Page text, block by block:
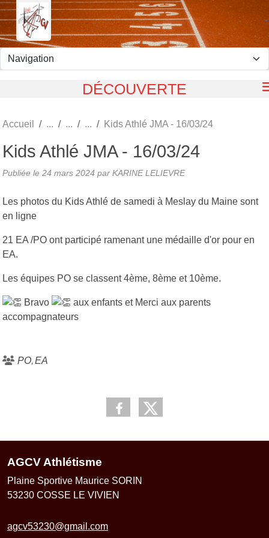
DÉCOUVERTE
Accueil Kids Athlé JMA - 16/03/24
Kids Athlé JMA - 16/03/24
Publiée le 24 mars 2024 par KARINE LELIEVRE
Les photos du Kids Athlé de samedi à Meslay du Maine sont
en ligne
21 EA /PO ont participé ramenant une médaille d'or pour en
EA.
Les équipes PO se classent 4ème, 8ème et 10ème.
Bravo
aux enfants et Merci aux parents
accompagnateurs
PO EA
AGCV Athlétisme
Plaine Sportive Maurice SORIN
53230 COSSE LE VIVIEN
agcv53230@gmail.com
Panneau de gestion des cookies